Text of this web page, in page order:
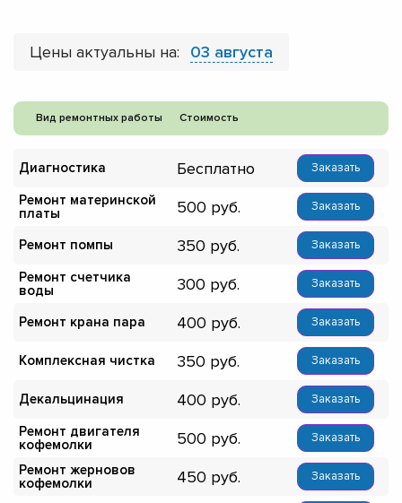
Цены актуальны на: 03 августа
Вид ремонтных работы Стоимость
Диагностика Бесплатно Заказать
Ремонт материнской
платы
500 Заказать
Ремонт помпы 350 Заказать
Ремонт счетчика
воды
300 Заказать
Ремонт крана пара 400 Заказать
Комплексная чистка 350 Заказать
Декальцинация 400 Заказать
Ремонт двигателя
кофемолки
500 Заказать
Ремонт жерновов
кофемолки
450 Заказать